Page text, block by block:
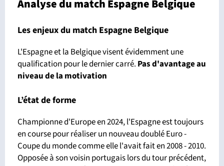
Analyse du match Espagne Belgique
Les enjeux du match Espagne Belgique
L'Espagne et la Belgique visent évidemment une
qualification pour le dernier carré. Pas d'avantageau
niveau de la motivation
L’état de forme
Championne d'Europe en 2024, l'Espagne est toujours
en course pour réaliser un nouveau doublé Euro -
Coupe du monde comme elle l'avait fait en 2008 - 2010.
Opposée à son voisin portugais lors du tour précédent,